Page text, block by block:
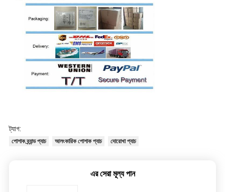
ট্যাগ:
পোশাক ব্র্যান্ড প্যাচ আলংকারিক পোশাক প্যাচ দোরোখা প্যাচ
এর সেরা মূল্য পান